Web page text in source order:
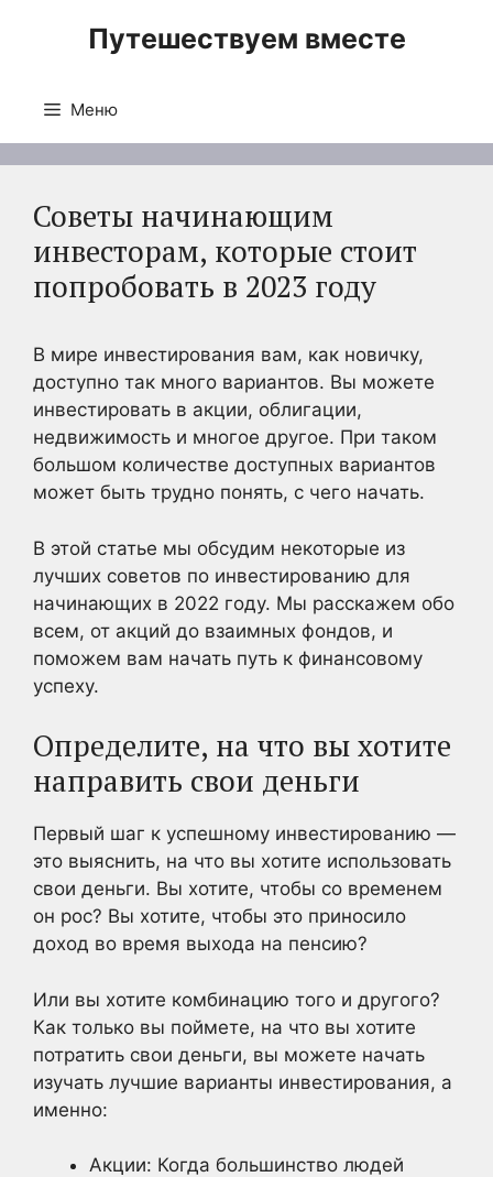
Путешествуем вместе
Меню
Советы начинающим
инвесторам, которые стоит
попробовать в 2023 году
В мире инвестирования вам, как новичку,
доступно так много вариантов. Вы можете
инвестировать в акции, облигации,
недвижимость и многое другое. При таком
большом количестве доступных вариантов
может быть трудно понять, с чего начать.
В этой статье мы обсудим некоторые из
лучших советов по инвестированию для
начинающих в 2022 году. Мы расскажем обо
всем, от акций до взаимных фондов, и
поможем вам начать путь к финансовому
успеху.
Определите, на что вы хотите
направить свои деньги
Первый шаг к успешному инвестированию —
это выяснить, на что вы хотите использовать
свои деньги. Вы хотите, чтобы со временем
он рос? Вы хотите, чтобы это приносило
доход во время выхода на пенсию?
Или вы хотите комбинацию того и другого?
Как только вы поймете, на что вы хотите
потратить свои деньги, вы можете начать
изучать лучшие варианты инвестирования, а
именно:
Акции: Когда большинство людей